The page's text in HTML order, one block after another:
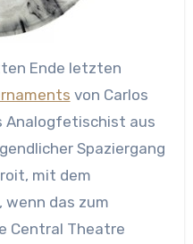
Ende letzten
von Carlos
Analogfetischist aus
Spaziergang
mit dem
wenn das zum
Central Theatre